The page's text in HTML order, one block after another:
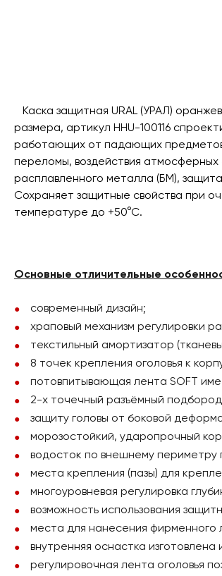
Каска защитная URAL (УРАЛ)
размера, артикул HHU-100116
работающих от падающих
переломы, воздействия
расплавленного металла (БМ),
Сохраняет защитные свойства при
температуре до +50°С.
Основные отличительные
современный дизайн;
храповый механизм регулировки
текстильный амортизатор
8 точек крепления оголовья к
потовпитывающая лента SOFT
2-х точечный разъёмный
защиту головы от боковой
морозостойкий, ударопрочный
водосток по внешнему периметру
места крепления (пазы) для
многоуровневая регулировка
возможность использования
места для нанесения фирменного
внутренняя оснастка
регулировочная лента оголовья